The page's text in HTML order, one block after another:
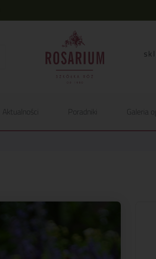
Aktualności Poradniki Galeria